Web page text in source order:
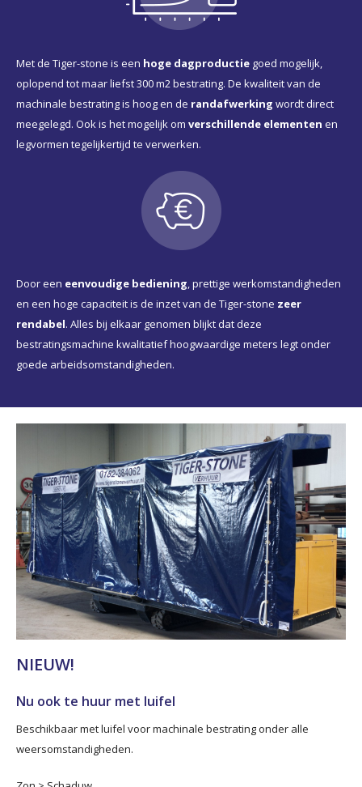
Met de Tiger-stone is een hoge dagproductie goed mogelijk,
oplopend tot maar liefst 300 m2 bestrating. De kwaliteit van de
machinale bestrating is hoog en de randafwerking wordt direct
meegelegd. Ook is het mogelijk om verschillende elementen en
legvormen tegelijkertijd te verwerken.
Door een eenvoudige bediening, prettige werkomstandigheden
en een hoge capaciteit is de inzet van de Tiger-stone zeer
rendabel. Alles bij elkaar genomen blijkt dat deze
bestratingsmachine kwalitatief hoogwaardige meters legt onder
goede arbeidsomstandigheden.
NIEUW!
Nu ook te huur met luifel
Beschikbaar met luifel voor machinale bestrating onder alle
weersomstandigheden.